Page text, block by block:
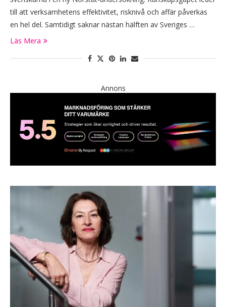
till att verksamhetens effektivitet, risknivå och affär påverkas
en hel del. Samtidigt saknar nästan hälften av Sveriges …
Läs Mera
Annons